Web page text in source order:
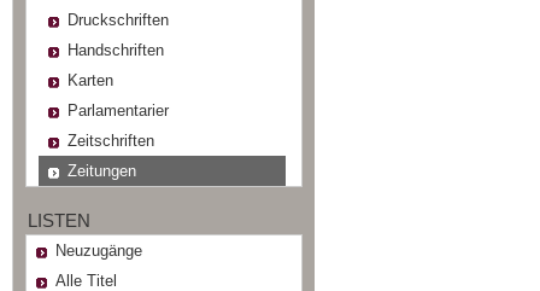
Druckschriften
Handschriften
Karten
Parlamentarier
Zeitschriften
Zeitungen
LISTEN
Neuzugänge
Alle Titel